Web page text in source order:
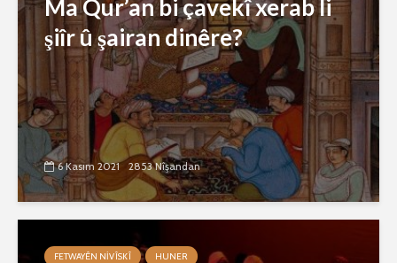
Ma Qur’an bi çavekî xerab li
şiîr û şairan dinêre?
6 Kasım 2021 2853 Nîşandan
FETWAYÊN NIVÎSKÎ HUNER